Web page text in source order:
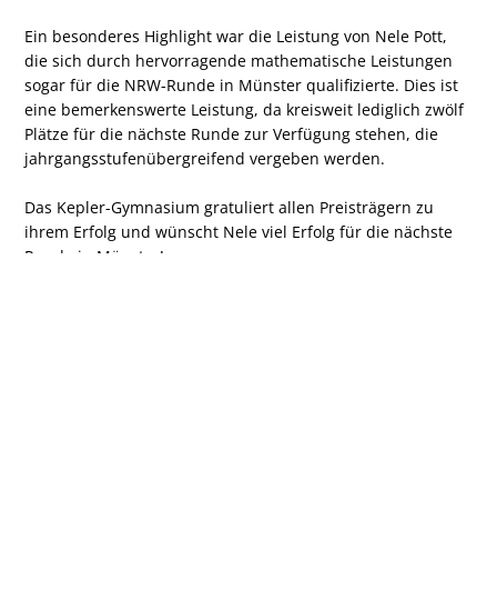
Ein besonderes Highlight war die Leistung von Nele Pott,
die sich durch hervorragende mathematische Leistungen
sogar für die NRW-Runde in Münster qualifizierte. Dies ist
eine bemerkenswerte Leistung, da kreisweit lediglich zwölf
Plätze für die nächste Runde zur Verfügung stehen, die
jahrgangsstufenübergreifend vergeben werden.
Das Kepler-Gymnasium gratuliert allen Preisträgern zu
ihrem Erfolg und wünscht Nele viel Erfolg für die nächste
Runde in Münster!